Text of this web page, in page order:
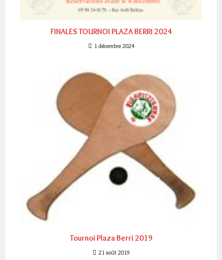
FINALES TOURNOI PLAZA BERRI 2024
1 décembre 2024
Tournoi Plaza Berri 2019
21 août 2019